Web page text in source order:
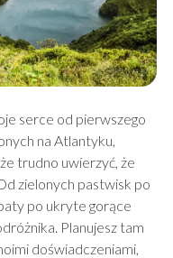
serce od pierwszego
na Atlantyku,
trudno uwierzyć, że
zielonych pastwisk po
po ukryte gorące
Planujesz tam
doświadczeniami,